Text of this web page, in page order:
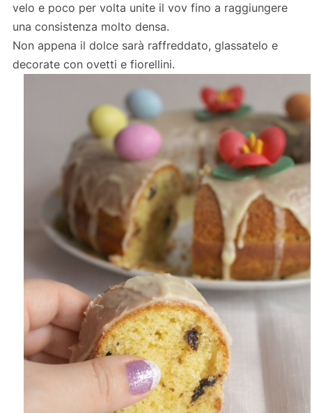
velo e poco per volta unite il vov fino a raggiungere
una consistenza molto densa.
Non appena il dolce sarà raffreddato, glassatelo e
decorate con ovetti e fiorellini.